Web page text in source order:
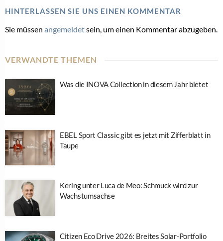
HINTERLASSEN SIE UNS EINEN KOMMENTAR
Sie müssen angemeldetsein, um einen Kommentar abzugeben.
VERWANDTE THEMEN
Was die INOVA Collection in diesem Jahr bietet
EBEL Sport Classic gibt es jetzt mit Zifferblatt in
Taupe
Kering unter Luca de Meo: Schmuck wird zur
Wachstumsachse
Citizen Eco Drive 2026: Breites Solar-Portfolio